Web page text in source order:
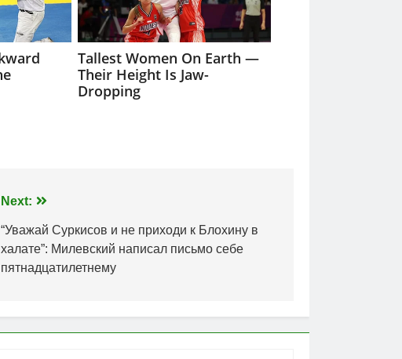
Next:
“Уважай Суркисов и не приходи к Блохину в
халате”: Милевский написал письмо себе
пятнадцатилетнему